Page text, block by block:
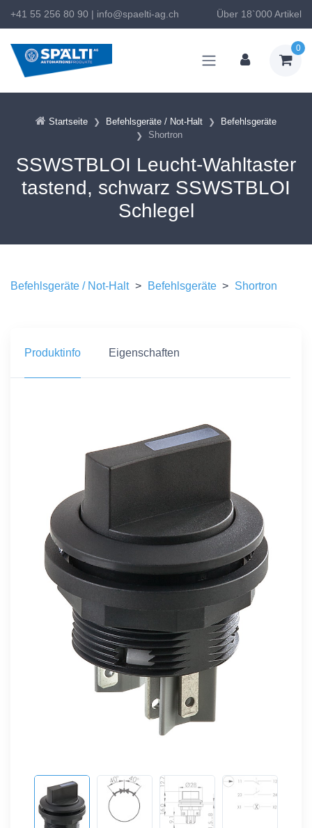
+41 55 256 80 90 | info@spaelti-ag.ch Über 18`000 Artikel
0
Startseite Befehlsgeräte / Not-Halt
Befehlsgeräte
Shortron
SSWSTBLOI Leucht-Wahltaster
tastend, schwarz SSWSTBLOI
Schlegel
Befehlsgeräte / Not-Halt > Befehlsgeräte > Shortron
Produktinfo Eigenschaften